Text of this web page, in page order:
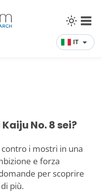
IT
No. 8 sei?
i mostri in una
e forza
per scoprire
più.